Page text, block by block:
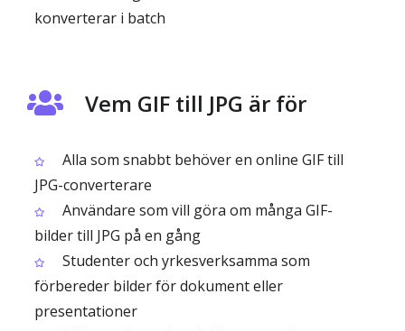
konverterar i batch
Vem GIF till JPG är för
Alla som snabbt behöver en online GIF till
JPG-converterare
Användare som vill göra om många GIF-
bilder till JPG på en gång
Studenter och yrkesverksamma som
förbereder bilder för dokument eller
presentationer